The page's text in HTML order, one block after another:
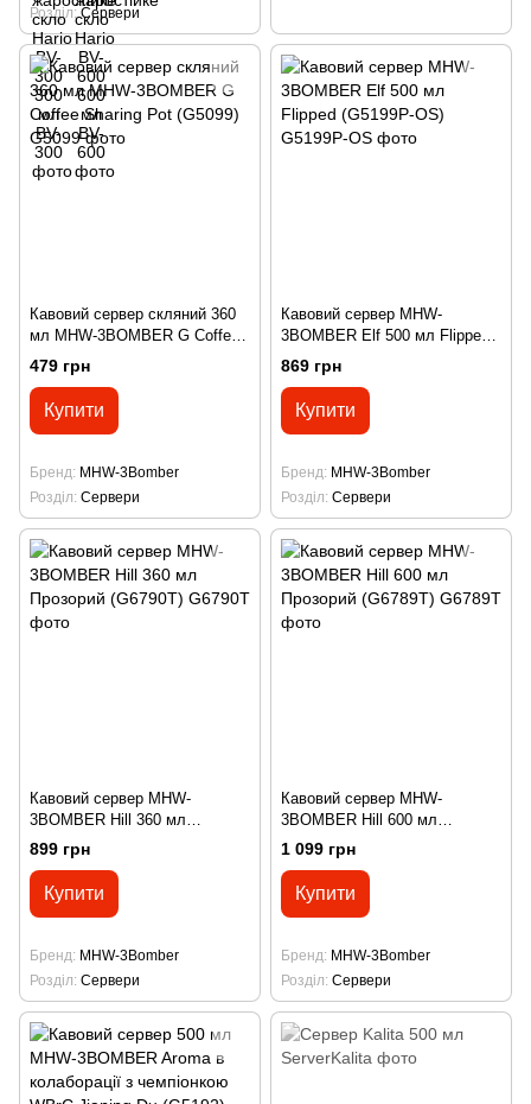
Розділ Сервери
Кавовий сервер скляний 360
мл MHW-3BOMBER G Coffee
Sharing Pot (G5099)
479 грн
Купити
Бренд MHW-3Bomber
Розділ Сервери
Кавовий сервер MHW-
3BOMBER Elf 500 мл Flipped
(G5199P-OS)
869 грн
Купити
Бренд MHW-3Bomber
Розділ Сервери
Кавовий сервер MHW-
3BOMBER Hill 360 мл
Прозорий (G6790T)
899 грн
Купити
Бренд MHW-3Bomber
Розділ Сервери
Кавовий сервер MHW-
3BOMBER Hill 600 мл
Прозорий (G6789T)
1 099 грн
Купити
Бренд MHW-3Bomber
Розділ Сервери